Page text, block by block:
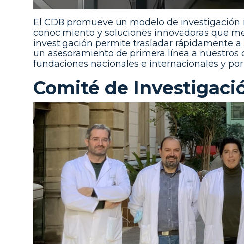
El CDB promueve un modelo de
conocimiento y soluciones innovadoras que
investigación permite trasladar rápidamente
un asesoramiento de primera línea a
fundaciones nacionales e internacionales y
Comité de